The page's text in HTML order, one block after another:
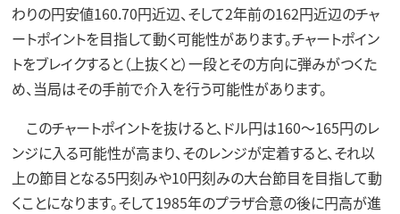
わりの円安値160.70円近辺、そして2年前の162円近辺のチャ
ートポイントを目指して動く可能性があります。チャートポイン
トをブレイクすると（上抜くと）一段とその方向に弾みがつくた
め、当局はその手前で介入を行う可能性があります。
このチャートポイントを抜けると、ドル円は160～165円のレ
ンジに入る可能性が高まり、そのレンジが定着すると、それ以
上の節目となる5円刻みや10円刻みの大台節目を目指して動
くことになります。そして1985年のプラザ合意の後に円高が進